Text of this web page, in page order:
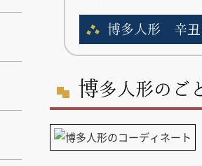
博多人形 辛丑
博多人形のご